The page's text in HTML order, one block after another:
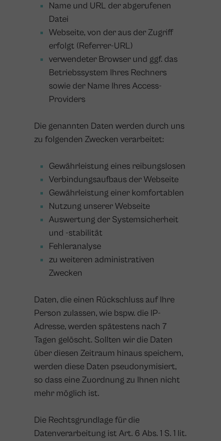
Name und URL der abgerufenen
Datei
Webseite, von der aus der Zugriff
erfolgt (Referrer-URL)
verwendeter Browser und ggf. das
Betriebssystem Ihres Rechners
sowie der Name Ihres Access-
Providers
Die genannten Daten werden durch uns
zu folgenden Zwecken verarbeitet:
Gewährleistung eines reibungslosen
Verbindungsaufbaus der Webseite
Gewährleistung einer komfortablen
Nutzung unserer Webseite
Auswertung der Systemsicherheit
und -stabilität
Fehleranalyse
zu weiteren administrativen
Zwecken
Daten, die einen Rückschluss auf Ihre
Person zulassen, wie bspw. die IP-
Adresse, werden spätestens nach 7
Tagen gelöscht. Sollten wir die Daten
über diesen Zeitraum hinaus speichern,
werden diese Daten pseudonymisiert,
so dass eine Zuordnung zu Ihnen nicht
mehr möglich ist.
Die Rechtsgrundlage für die
Datenverarbeitung ist Art. 6 Abs. 1 S. 1 lit.